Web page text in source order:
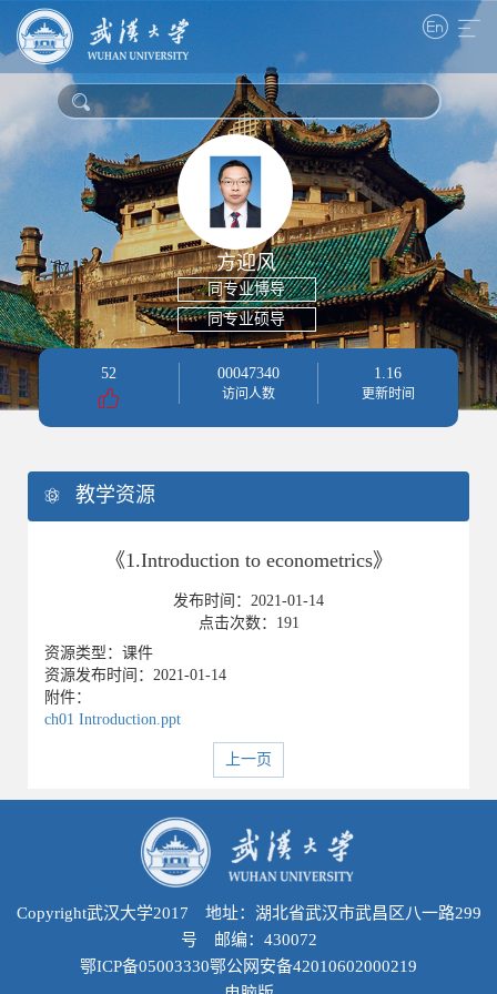
方迎风
同专业博导
同专业硕导
52 00047340
访问人数
1.16
更新时间
教学资源
《1.Introduction to econometrics》
发布时间： 2021-01-14
点击次数： 191
资源类型：课件
资源发布时间：2021-01-14
附件：
ch01 Introduction.ppt
上一页
Copyright武汉大学2017 地址：湖北省武汉市武昌区八一路299
号 邮编：430072
鄂ICP备05003330鄂公网安备42010602000219